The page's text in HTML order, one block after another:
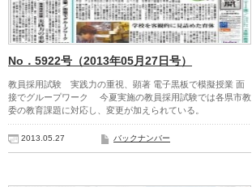
No．5922号（2013年05月27日号）
教員採用試験 実践力の重視、顕著 電子黒板で模擬授業 面
接でグループワーク 今夏実施の教員採用試験では各県市教
委の教育課題に対応し、変更が加えられている。
2013.05.27 バックナンバー